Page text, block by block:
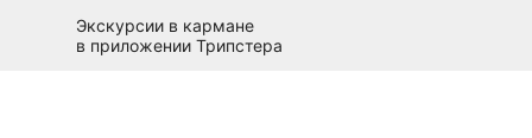
Экскурсии в кармане
в приложении Трипстера